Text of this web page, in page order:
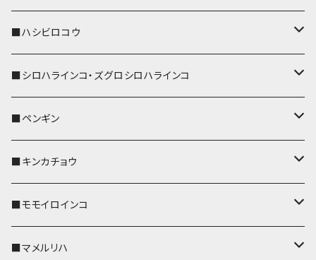
ストラップ付
キーケース
名刺入れ・カードケース
コインケース
メガネケース
ポシェット・バッグ
帆布・デニム
Apple Watchバンド
リールのみ
ストラップ付
キーケース
名刺入れ・カードケース
メガネケース
IDカードホルダー
ポシェット・バッグ
帆布・デニム
ポーチ
IDカードホルダー
リール付きストラップ
リールのみ
ストラップ付
キーケース
名刺入れ・カードケース
ポシェット・バッグ
帆布・デニム
ポーチ
パスケース
リール付きストラップ
リールのみ
ストラップ付
メガネケース
コインケース
IDカードホルダー
ポーチ
キーホルダー
パスケース
リール付きストラップ
リールのみ
ストラップ付
IDカードホルダー
メガネケース
コインケース
キーカバー
キーホルダー
パスケース
IDカードホルダー
リール付きストラップ
リールのみ
キーケース
■ハシビロコウ
キーカバー
キーホルダー
リール付きストラップ
リールのみ
ストラップ付
レザートレイ
パスケース
■シロハラインコ・ズグロシロハラインコ
キーカバー
キーホルダー
リール付きストラップ
リールのみ
パスケース
■ペンギン
キーカバー
キーホルダー
パスケース
■キンカチョウ
キーカバー
AppleWatchバンド
■モモイロインコ
キーカバー
■マメルリハ